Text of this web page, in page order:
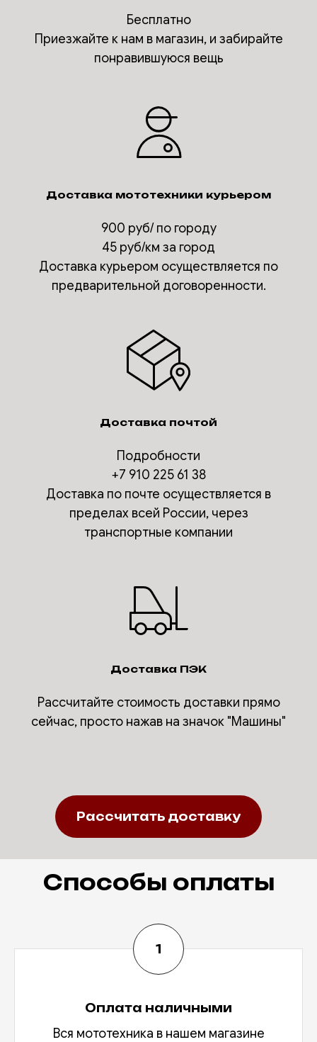
Бесплатно
Приезжайте к нам в магазин, и забирайте
понравившуюся вещь
Доставка мототехники курьером
900 руб/ по городу
45 руб/км за город
Доставка курьером осуществляется по
предварительной договоренности.
Доставка почтой
Подробности
+7 910 225 61 38
Доставка по почте осуществляется в
пределах всей России, через
транспортные компании
Доставка ПЭК
Рассчитайте стоимость доставки прямо
сейчас, просто нажав на значок "Машины"
Рассчитать доставку
Способы оплаты
Оплата наличными
Вся мототехника в нашем магазине